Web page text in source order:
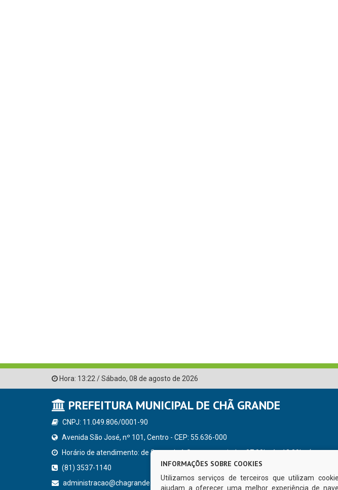
Hora: 13:22/Sábado, 08 de agosto de 2026
PREFEITURA MUNICIPAL DE CHÃ GRANDE
CNPJ: 11.049.806/0001-90
Avenida São José, nº 101, Centro - CEP: 55.636-000
Horário de atendimento: de Segunda à Sexta, a partir das 07:00hs às 13:00hs (exceto
(81) 3537-1140
administracao@chagrande.pe.gov.br
INFORMAÇÕES SOBRE COOKIES
Utilizamos serviços de terceiros que utilizam
ajudam a oferecer uma melhor experiência de